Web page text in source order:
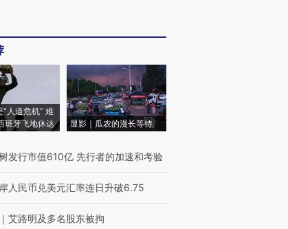
“人道危机” 难
班牙飞地休达
显影｜瓜农的漫长等待
发行市值610亿 先行者的加速和考验
人民币兑美元汇率连日升破6.75
｜ 艾路明及多名股东被拘